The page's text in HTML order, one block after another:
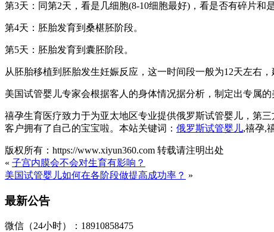
第3天：同第2天，看是几细胞(8-10细胞最好)，看是否有碎片和
第4天：胚胎发育到桑椹胚阶段。
第5天：胚胎发育到囊胚阶段。
从胚胎移植到胚胎发生妊娠反应，这一时间段一般为12天左右
美国试管婴儿专家会根据客人的身体情况据分析，制定出专属
禧孕生育医疗致力于为亚太地区专业提供俄罗斯试管婴儿，第
客户拥有了自己的宝宝啦。本站关键词： 俄罗斯试管婴儿,禧孕,
版权所有：https://www.xiyun360.com 转载请注明出处
« 子宫内膜会不会对生育有影响？
美国试管婴儿如何在各阶段做提高成功率？ »
最新公告
微信（24小时）：18910858475